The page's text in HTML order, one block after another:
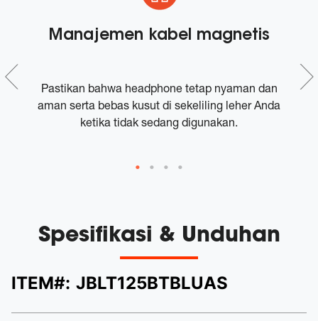
Manajemen kabel magnetis
Pastikan bahwa headphone tetap nyaman dan
aman serta bebas kusut di sekeliling leher Anda
ketika tidak sedang digunakan.
Spesifikasi & Unduhan
ITEM#: JBLT125BTBLUAS